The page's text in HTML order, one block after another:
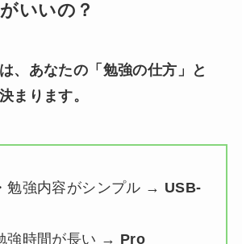
いいの？
、あなたの「勉強の仕方」と
まります。
勉強内容がシンプル → USB-
強時間が長い → Pro